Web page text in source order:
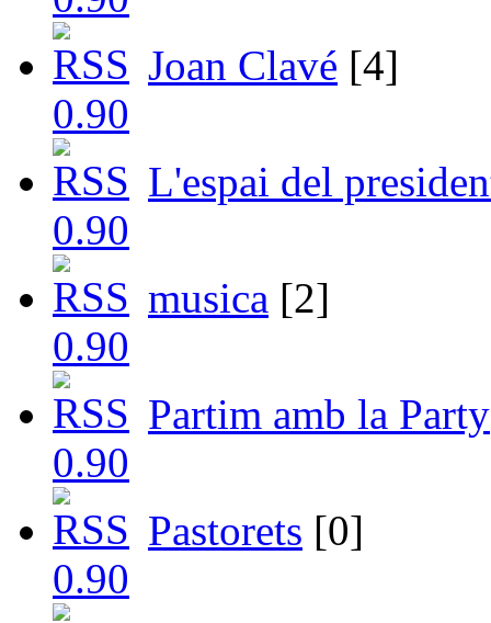
Joan Clavé [4]
L'espai del
musica [2]
Partim amb la Party
Pastorets [0]